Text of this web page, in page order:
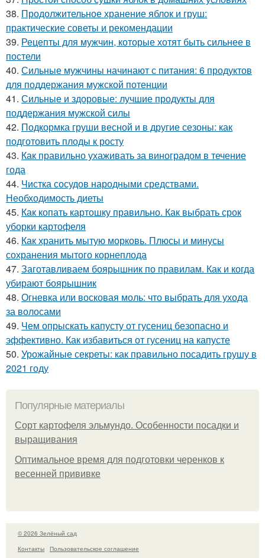
38. Продолжительное хранение яблок и груш:
практические советы и рекомендации
39. Рецепты для мужчин, которые хотят быть сильнее в
постели
40. Сильные мужчины начинают с питания: 6 продуктов
для поддержания мужской потенции
41. Сильные и здоровые: лучшие продукты для
поддержания мужской силы
42. Подкормка груши весной и в другие сезоны: как
подготовить плоды к росту
43. Как правильно ухаживать за виноградом в течение
года
44. Чистка сосудов народными средствами.
Необходимость диеты
45. Как копать картошку правильно. Как выбрать срок
уборки картофеля
46. Как хранить мытую морковь. Плюсы и минусы
сохранения мытого корнеплода
47. Заготавливаем боярышник по правилам. Как и когда
убирают боярышник
48. Огневка или восковая моль: что выбрать для ухода
за волосами
49. Чем опрыскать капусту от гусениц безопасно и
эффективно. Как избавиться от гусениц на капусте
50. Урожайные секреты: как правильно посадить грушу в
2021 году
Популярные материалы
Сорт картофеля эльмундо. Особенности посадки и
выращивания
Оптимальное время для подготовки черенков к
весенней прививке
© 2026 Зелёный сад
Контакты
Пользовательское соглашение